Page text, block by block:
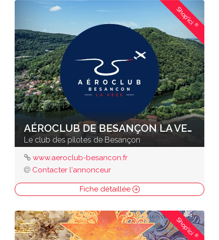
Shop'ici®
AÉROCLUB DE BESANÇON LA VEZE
Le club des pilotes de Besançon
www.aeroclub-besancon.fr
Contacter l'annonceur
Fiche détaillée
Shop'ici®